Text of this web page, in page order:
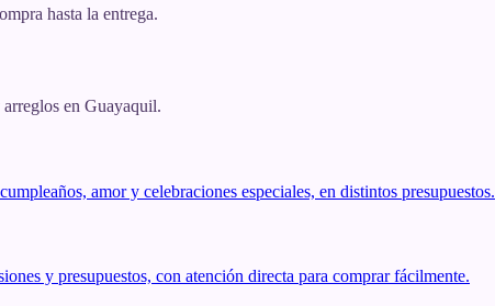
hasta la entrega.
en Guayaquil.
amor y celebraciones especiales, en distintos presupuestos.
y presupuestos, con atención directa para comprar fácilmente.